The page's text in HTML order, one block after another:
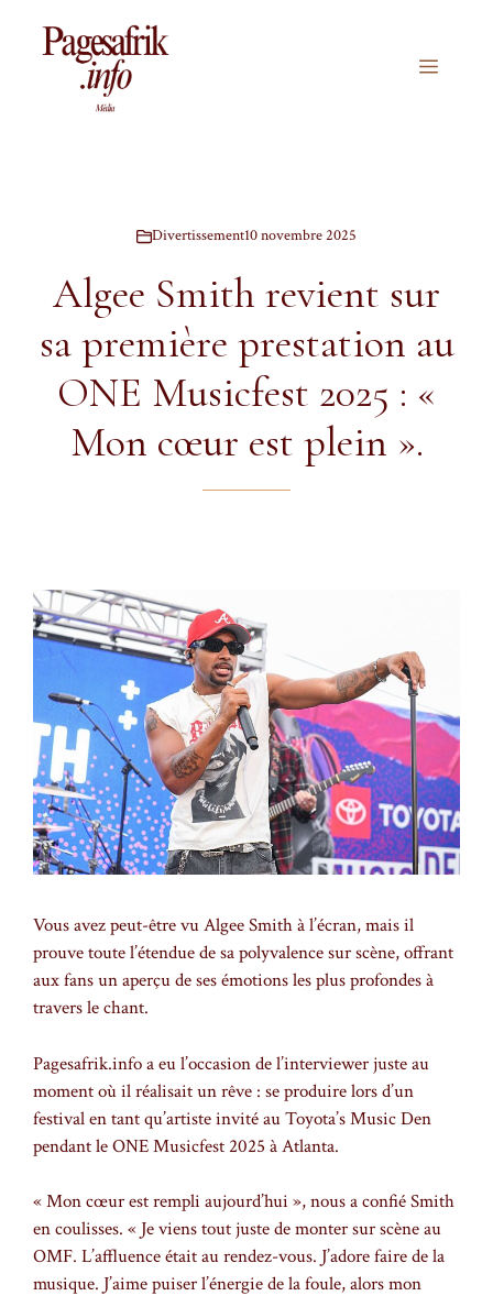
Menu
Divertissement10 novembre 2025
Algee Smith revient sur
sa première prestation au
ONE Musicfest 2025 : «
Mon cœur est plein ».
Vous avez peut-être vu Algee Smith à l’écran, mais il
prouve toute l’étendue de sa polyvalence sur scène, offrant
aux fans un aperçu de ses émotions les plus profondes à
travers le chant.
Pagesafrik.info a eu l’occasion de l’interviewer juste au
moment où il réalisait un rêve : se produire lors d’un
festival en tant qu’artiste invité au Toyota’s Music Den
pendant le ONE Musicfest 2025 à Atlanta.
« Mon cœur est rempli aujourd’hui », nous a confié Smith
en coulisses. « Je viens tout juste de monter sur scène au
OMF. L’affluence était au rendez-vous. J’adore faire de la
musique. J’aime puiser l’énergie de la foule, alors mon